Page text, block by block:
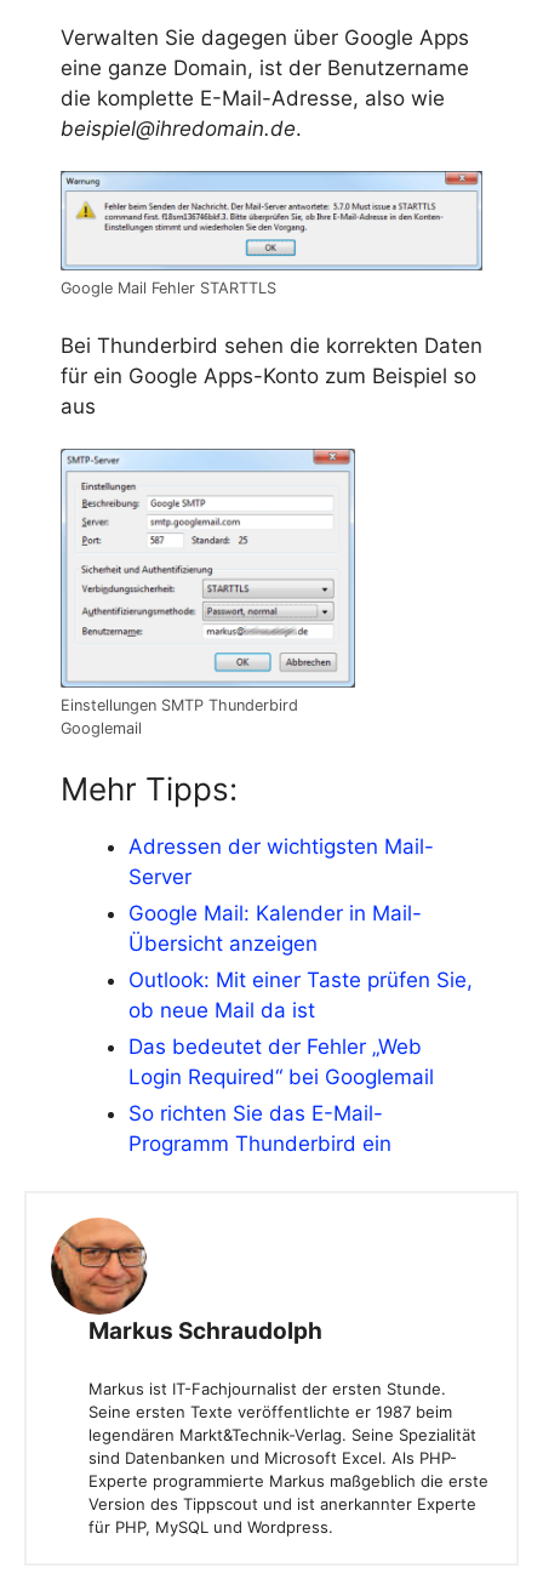
Verwalten Sie dagegen über Google Apps
eine ganze Domain, ist der Benutzername
die komplette E-Mail-Adresse, also wie
beispiel@ihredomain.de.
Google Mail Fehler STARTTLS
Bei Thunderbird sehen die korrekten Daten
für ein Google Apps-Konto zum Beispiel so
aus
Einstellungen SMTP Thunderbird
Googlemail
Mehr Tipps:
Adressen der wichtigsten Mail-
Server
Google Mail: Kalender in Mail-
Übersicht anzeigen
Outlook: Mit einer Taste prüfen Sie,
ob neue Mail da ist
Das bedeutet der Fehler „Web
Login Required“ bei Googlemail
So richten Sie das E-Mail-
Programm Thunderbird ein
Markus Schraudolph
Markus ist IT-Fachjournalist der ersten Stunde.
Seine ersten Texte veröffentlichte er 1987 beim
legendären Markt&Technik-Verlag. Seine Spezialität
sind Datenbanken und Microsoft Excel. Als PHP-
Experte programmierte Markus maßgeblich die erste
Version des Tippscout und ist anerkannter Experte
für PHP, MySQL und Wordpress.